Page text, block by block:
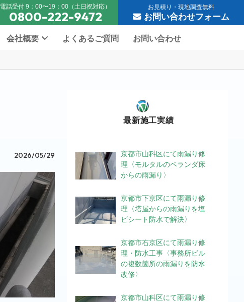
電話受付 9：00〜19：00（土日祝対応）
0800-222-9472
お見積り・現地調査無料
お問い合わせフォーム
会社概要 よくあるご質問 お問い合わせ
2026/05/29
最新施工実績
京都市山科区にて雨漏り修
理〈モルタルのベランダ床
からの雨漏り〉
京都市下京区にて雨漏り修
理〈塔屋からの雨漏りを塩
ビシート防水で解決〉
京都市右京区にて雨漏り修
理・防水工事〈事務所ビル
の複数箇所の雨漏りを防水
改修〉
京都市山科区にて雨漏り修